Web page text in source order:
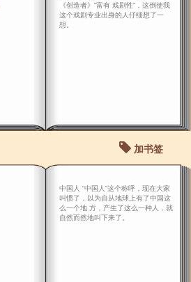
《创造者》“富有 戏剧性”，这倒使我
这个戏剧专业出身的人仔细想了一
想。
加书签
中国人 “中国人”这个称呼，现在大家
叫惯了，以为自从地球上有了中国这
么一个地 方，产生了这么一种人，就
自然而然地叫下来了。